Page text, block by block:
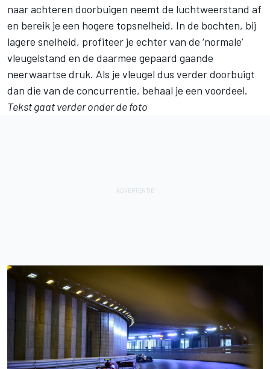
naar achteren doorbuigen neemt de luchtweerstand af
en bereik je een hogere topsnelheid. In de bochten, bij
lagere snelheid, profiteer je echter van de ‘normale’
vleugelstand en de daarmee gepaard gaande
neerwaartse druk. Als je vleugel dus verder doorbuigt
dan die van de concurrentie, behaal je een voordeel.
Tekst gaat verder onder de foto